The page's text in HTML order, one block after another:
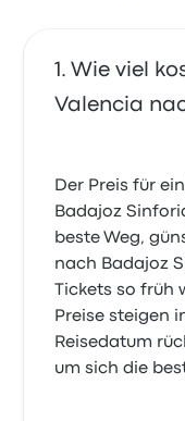
Wie viel
Valencia
Der Preis für
Badajoz
beste Weg,
nach Badajoz
Tickets so früh
Preise steigen
Reisedatum
um sich die